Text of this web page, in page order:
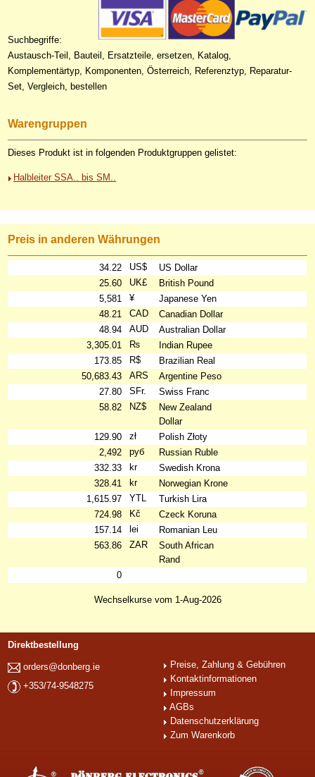
Suchbegriffe:
Austausch-Teil, Bauteil, Ersatzteile, ersetzen, Katalog,
Komplementärtyp, Komponenten, Österreich, Referenztyp, Reparatur-
Set, Vergleich, bestellen
Warengruppen
Dieses Produkt ist in folgenden Produktgruppen gelistet:
Halbleiter SSA.. bis SM..
Preis in anderen Währungen
34.22 US$
US Dollar
25.60
UK£
British Pound
5,581
¥
Japanese Yen
48.21
CAD
Canadian Dollar
48.94
AUD
Australian Dollar
3,305.01
₨
Indian Rupee
173.85
R$
Brazilian Real
50,683.43
ARS
Argentine Peso
27.80
SFr.
Swiss Franc
58.82
NZ$
New Zealand
Dollar
129.90
zł
Polish Złoty
2,492
руб
Russian Ruble
332.33
kr
Swedish Krona
328.41
kr
Norwegian Krone
1,615.97
YTL
Turkish Lira
724.98
Kč
Czeck Koruna
157.14
lei
Romanian Leu
563.86
ZAR
South African
Rand
0
Wechselkurse vom 1-Aug-2026
Direktbestellung
orders@donberg.ie
+353/74-9548275
Preise, Zahlung & Gebühren
Kontaktinformationen
Impressum
AGBs
Datenschutzerklärung
Zum Warenkorb